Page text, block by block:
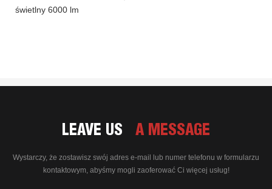
świetlny 6000 lm
LEAVE US A MESSAGE
Wystarczy, że zostawisz swój adres e-mail lub numer telefonu w formularzu
kontaktowym, abyśmy mogli zaoferować Ci więcej usług!